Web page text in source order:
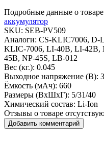
Подробные данные о товаре
аккумулятор
SKU: SEB-PV509
Аналоги: CS-KLIC7006, D-
KLIC-7006, LI-40B, LI-42B,
45B, NP-45S, LB-012
Вес (кг.): 0.045
Выходное напряжение (В):
Ёмкость (мАч): 660
Размеры (ВxШxГ): 5/31/40
Химический состав: Li-Ion
Отзывы о товаре
Добавить комментарий